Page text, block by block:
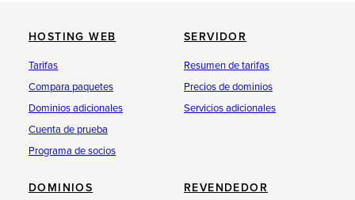
HOSTING WEB
Tarifas
Compara paquetes
Dominios adicionales
Cuenta de prueba
Programa de socios
SERVIDOR
Resumen de tarifas
Precios de dominios
Servicios adicionales
DOMINIOS REVENDEDOR